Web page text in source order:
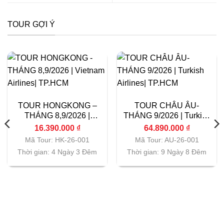
TOUR GỢI Ý
TOUR HONGKONG –
THÁNG 8,9/2026 |
Vietnam Airlines|
TP.HCM
16.390.000 ₫
Mã Tour: HK-26-001
Thời gian: 4 Ngày 3 Đêm
TOUR CHÂU ÂU-
THÁNG 9/2026 | Turkish
Airlines| TP.HCM
64.890.000 ₫
Mã Tour: AU-26-001
Thời gian: 9 Ngày 8 Đêm